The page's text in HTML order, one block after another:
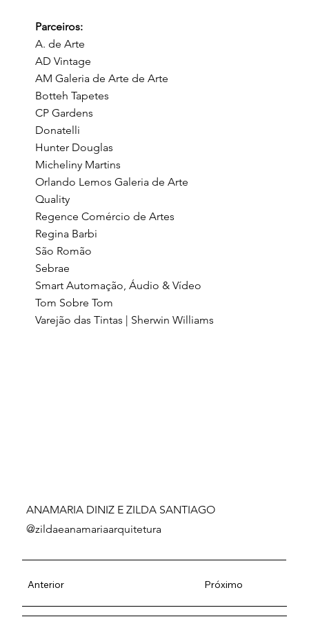
Parceiros:
A. de Arte
AD Vintage
AM Galeria de Arte de Arte
Botteh Tapetes
CP Gardens
Donatelli
Hunter Douglas
Micheliny Martins
Orlando Lemos Galeria de Arte
Quality
Regence Comércio de Artes
Regina Barbi
São Romão
Sebrae
Smart Automação, Áudio & Vídeo
Tom Sobre Tom
Varejão das Tintas | Sherwin Williams
ANAMARIA DINIZ E ZILDA SANTIAGO
@zildaeanamariaarquitetura
Anterior Próximo